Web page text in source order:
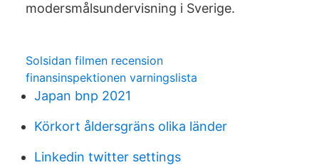
modersmålsundervisning i Sverige.
Solsidan filmen recension
finansinspektionen varningslista
Japan bnp 2021
Körkort åldersgräns olika länder
Linkedin twitter settings